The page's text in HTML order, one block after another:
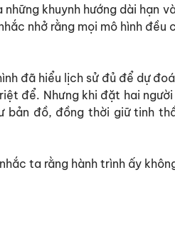
khuynh hướng dài hạn
nhở rằng mọi mô hình
đã hiểu lịch sử đủ để dự
để. Nhưng khi đặt hai
bản đồ, đồng thời giữ tinh
ta rằng hành trình ấy